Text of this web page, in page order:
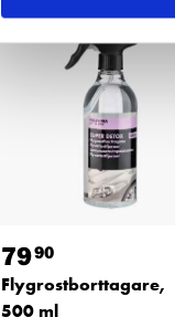
7990
Flygrostborttagare,
500 ml